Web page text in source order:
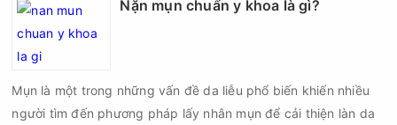
Nặn mụn chuẩn y khoa là gì?
Mụn là một trong những vấn đề da liễu phổ biến khiến nhiều
người tìm đến phương pháp lấy nhân mụn để cải thiện làn da